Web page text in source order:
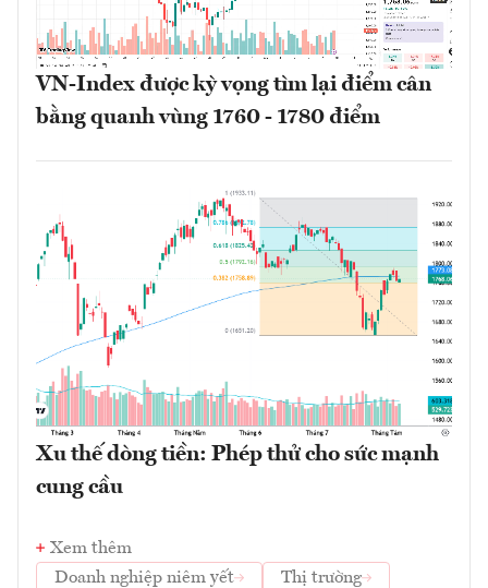
VN-Index được kỳ vọng tìm lại điểm cân
bằng quanh vùng 1760 - 1780 điểm
Xu thế dòng tiền: Phép thử cho sức mạnh
cung cầu
Xem thêm
Doanh nghiệp niêm yết
Thị trường